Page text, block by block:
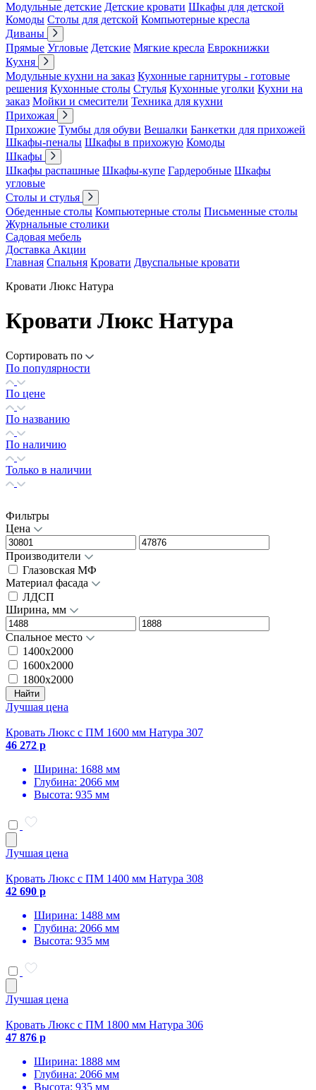
Модульные детские Детские кровати Шкафы для детской
Комоды Столы для детской Компьютерные кресла
Диваны
Прямые Угловые Детские Мягкие кресла Еврокнижки
Кухня
Модульные кухни на заказ Кухонные гарнитуры - готовые
решения Кухонные столы Стулья Кухонные уголки Кухни на
заказ Мойки и смесители Техника для кухни
Прихожая
Прихожие Тумбы для обуви Вешалки Банкетки для прихожей
Шкафы-пеналы Шкафы в прихожую Комоды
Шкафы
Шкафы распашные Шкафы-купе Гардеробные Шкафы
угловые
Столы и стулья
Обеденные столы Компьютерные столы Письменные столы
Журнальные столики
Садовая мебель
Доставка Акции
Главная Спальня Кровати Двуспальные кровати
Кровати Люкс Натура
Кровати Люкс Натура
Сортировать по
По популярности
По цене
По названию
По наличию
Только в наличии
Фильтры
Цена
Производители
Глазовская МФ
Материал фасада
ЛДСП
Ширина, мм
Спальное место
1400х2000
1600x2000
1800х2000
Найти
Лучшая цена
Кровать Люкс с ПМ 1600 мм Натура 307
46 272 р
Ширина: 1688 мм
Глубина: 2066 мм
Высота: 935 мм
Лучшая цена
Кровать Люкс с ПМ 1400 мм Натура 308
42 690 р
Ширина: 1488 мм
Глубина: 2066 мм
Высота: 935 мм
Лучшая цена
Кровать Люкс с ПМ 1800 мм Натура 306
47 876 р
Ширина: 1888 мм
Глубина: 2066 мм
Высота: 935 мм